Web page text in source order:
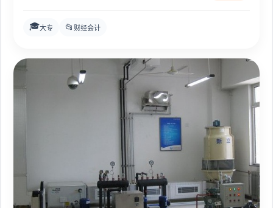
🎓大专 📂 财经会计